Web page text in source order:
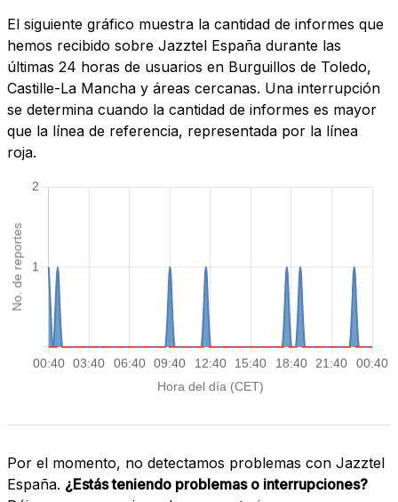
El siguiente gráfico muestra la cantidad de informes que
hemos recibido sobre Jazztel España durante las
últimas 24 horas de usuarios en Burguillos de Toledo,
Castille-La Mancha y áreas cercanas. Una interrupción
se determina cuando la cantidad de informes es mayor
que la línea de referencia, representada por la línea
roja.
Por el momento, no detectamos problemas con Jazztel
España. ¿Estás teniendo problemas o interrupciones?